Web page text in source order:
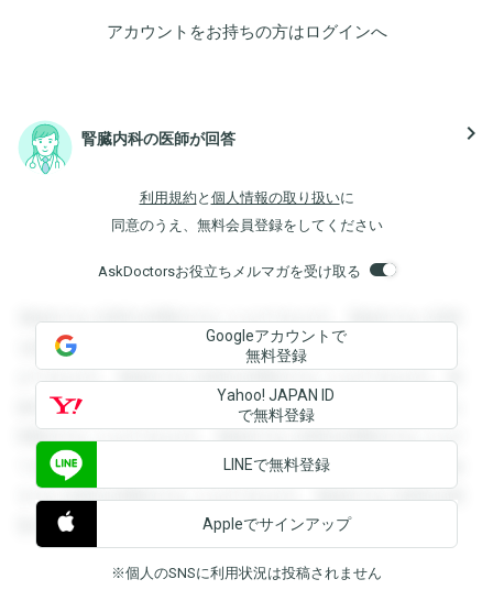
アカウントをお持ちの方はログインへ
腎臓内科の医師が回答 navigate_next
利用規約 と 個人情報の取り扱いに
同意のうえ、無料会員登録をしてください
AskDoctorsお役立ちメルマガを受け取る
登録すると回答を閲覧することができます。登録すると回答
を閲覧することができます。登録すると回答を閲覧すること
ができます。登録すると回答を閲覧することができます。登
録すると回答を閲覧することができます。登録すると回答を
閲覧することができます。登録すると回答を閲覧することが
できます。登録すると回答を閲覧することができます。登録
すると回答を閲覧することができます。登録すると回答を閲
覧することができます。
Googleアカウントで
無料登録
Yahoo! JAPAN ID
で無料登録
LINEで無料登録
Appleでサインアップ
※個人のSNSに利用状況は投稿されません